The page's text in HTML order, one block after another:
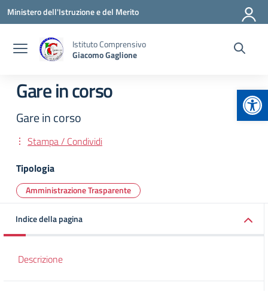
Vai ai contenuti
Vai al menu di navigazione
Vai al footer
Ministero dell'Istruzione e del Merito
Istituto Comprensivo
Giacomo Gaglione
Gare in corso
Gare in corso
Stampa / Condividi
Tipologia
Amministrazione Trasparente
Indice della pagina
Descrizione